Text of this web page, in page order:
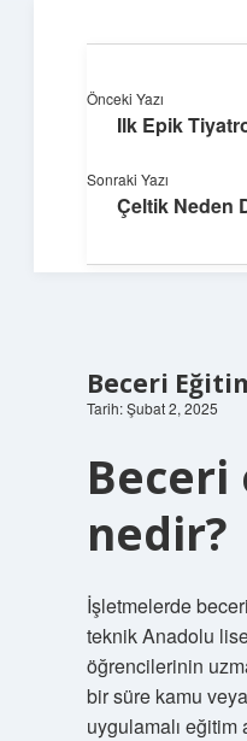
Yaratıcı
Beceri
Tarih: Şubat 2, 2025
nedir?
İşletmelerde
teknik Anadolu
öğrencilerinin
bir süre kamu
uygulamalı eğitim
Önceki Yazı
Ilk Epik
Sonraki Yazı
Çeltik Neden